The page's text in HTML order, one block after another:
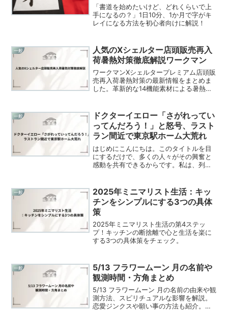
「書道を始めたいけど、どれくらいで上
手になるの？」1日10分、1か月で字がキ
レイになる方法を初心者向けに解説！
一般
人気のXシェルター店頭販売再入
荷暑熱対策徹底解説ワークマン
ワークマンXシェルタープレミアム店頭販
売再入荷暑熱対策の最新情報をまとめま
した。革新的な14機能素材による暑熱対
入方法もご紹介します。
一般
ドクターイエロー「さがれってい
ってんだろう！」と怒号、ラスト
ラン間近で東京駅ホーム大荒れ
はじめにこんにちは。このタイトルを目
にするだけで、多くの人々がその興奮と
感動を共有できるからです。私は、列車
は、ドクターイエローという列車が運行
を終えるという歴史的な瞬...
一般
2025年ミニマリスト生活：キッ
チンをシンプルにする3つの具体
策
2025年ミニマリスト生活の第4ステッ
プ！キッチンの断捨離で心と生活を楽に
する3つの具体策をチェック。
一般
5/13 フラワームーン 月の名前や
観測時間・方角まとめ
5/13 フラワームーン 月の名前の由来や観
測方法、スピリチュアルな影響を解説。
恋愛ジンクスや願い事の方法も紹介。フ